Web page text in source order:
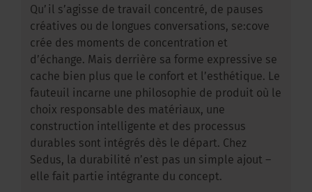
Qu’il s’agisse de travail concentré, de pauses
créatives ou de longues conversations, se:cove
crée des moments de concentration et
d’échange. Mais derrière sa forme expressive se
cache bien plus que le confort et l’esthétique. Le
fauteuil incarne une philosophie de produit où le
choix responsable des matériaux, une
construction intelligente et des processus
durables sont intégrés dès le départ. Chez
Sedus, la durabilité n’est pas un simple ajout –
elle fait partie intégrante du concept.